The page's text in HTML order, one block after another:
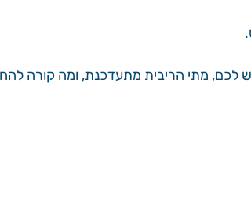
לכם, מתי הריבית מתעדכנת, ומה קורה